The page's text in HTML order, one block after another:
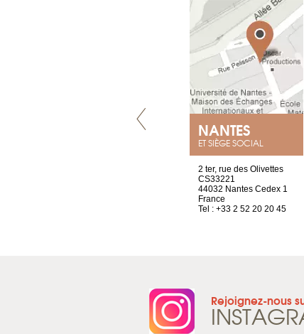
NANTES
ET SIÈGE SOCIAL
2 ter, rue des Olivettes
CS33221
44032 Nantes Cedex 1
France
Tel : +33 2 52 20 20 45
Rejoignez-nous